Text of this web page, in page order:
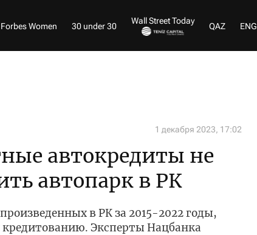
Forbes Women 30 under 30
Wall Street Today
QAZ ENG
1 декабря 2023, 17:02
автокредиты не
автопарк в РК
в РК за 2015-2022 годы,
Эксперты Нацбанка